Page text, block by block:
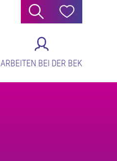
Suche Hilfe
ARBEITEN BEI DER BEK